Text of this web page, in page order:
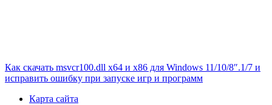
Как скачать msvcr100.dll x64 и x86 для Windows 11/10/8″.1/7 и
исправить ошибку при запуске игр и программ
Карта сайта